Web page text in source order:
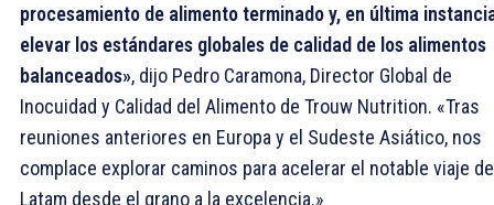
procesamiento de alimento terminado y, en última
elevar los estándares globales de calidad de los alimentos
balanceados», dijo Pedro Caramona, Director Global de
Inocuidad y Calidad del Alimento de Trouw Nutrition. «Tras
reuniones anteriores en Europa y el Sudeste Asiático, nos
complace explorar caminos para acelerar el notable viaje de
Latam desde el grano a la excelencia.»